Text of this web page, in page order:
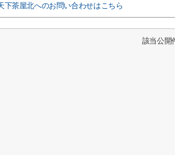
下茶屋北へのお問い合わせはこちら
該当公開